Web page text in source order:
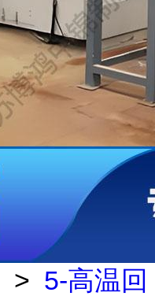
> 5-高温回